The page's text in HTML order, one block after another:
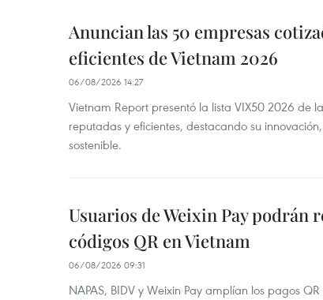
Anuncian las 50 empresas
eficientes de Vietnam 2026
06/08/2026 14:27
Vietnam Report presentó la lista VIX50 2026 de
reputadas y eficientes, destacando su
sostenible.
Usuarios de Weixin Pay podrán
códigos QR en Vietnam
06/08/2026 09:31
NAPAS, BIDV y Weixin Pay amplían los pagos